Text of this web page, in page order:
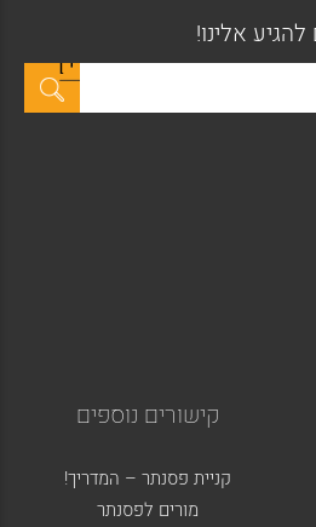
אלינו!
קישורים נוספים
קניית פסנתר – המדריך!
מורים לפסנתר